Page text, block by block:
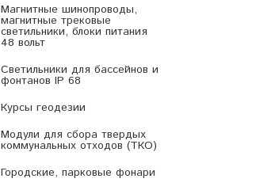
Магнитные шинопроводы,
магнитные трековые
светильники, блоки питания
48 вольт
Светильники для бассейнов и
фонтанов IP 68
Курсы геодезии
Модули для сбора твердых
коммунальных отходов (ТКО)
Городские, парковые фонари